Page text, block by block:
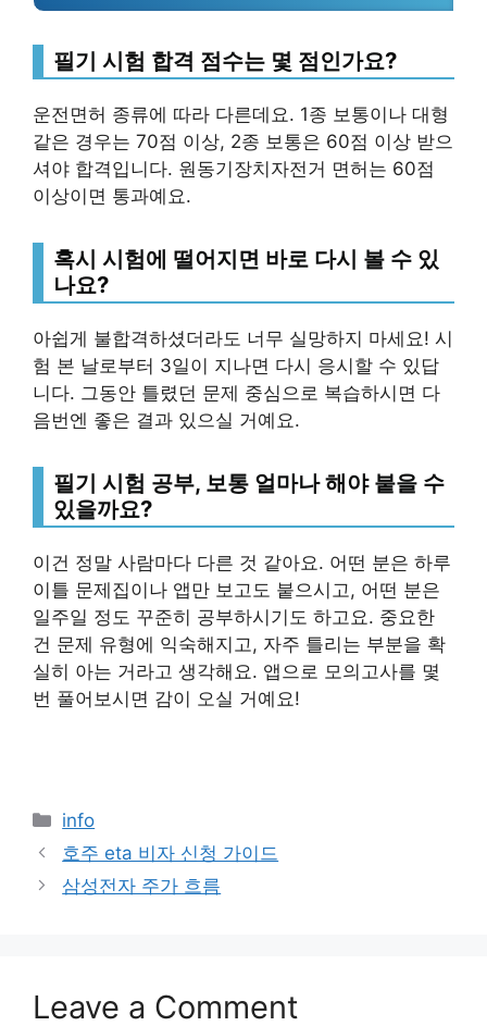
필기 시험 합격 점수는 몇 점인가요?
운전면허 종류에 따라 다른데요. 1종 보통이나 대형
같은 경우는 70점 이상, 2종 보통은 60점 이상 받으
셔야 합격입니다. 원동기장치자전거 면허는 60점
이상이면 통과예요.
혹시 시험에 떨어지면 바로 다시 볼 수 있
나요?
아쉽게 불합격하셨더라도 너무 실망하지 마세요! 시
험 본 날로부터 3일이 지나면 다시 응시할 수 있답
니다. 그동안 틀렸던 문제 중심으로 복습하시면 다
음번엔 좋은 결과 있으실 거예요.
필기 시험 공부, 보통 얼마나 해야 붙을 수
있을까요?
이건 정말 사람마다 다른 것 같아요. 어떤 분은 하루
이틀 문제집이나 앱만 보고도 붙으시고, 어떤 분은
일주일 정도 꾸준히 공부하시기도 하고요. 중요한
건 문제 유형에 익숙해지고, 자주 틀리는 부분을 확
실히 아는 거라고 생각해요. 앱으로 모의고사를 몇
번 풀어보시면 감이 오실 거예요!
Categories
info
호주 eta 비자 신청 가이드
삼성전자 주가 흐름
Leave a Comment